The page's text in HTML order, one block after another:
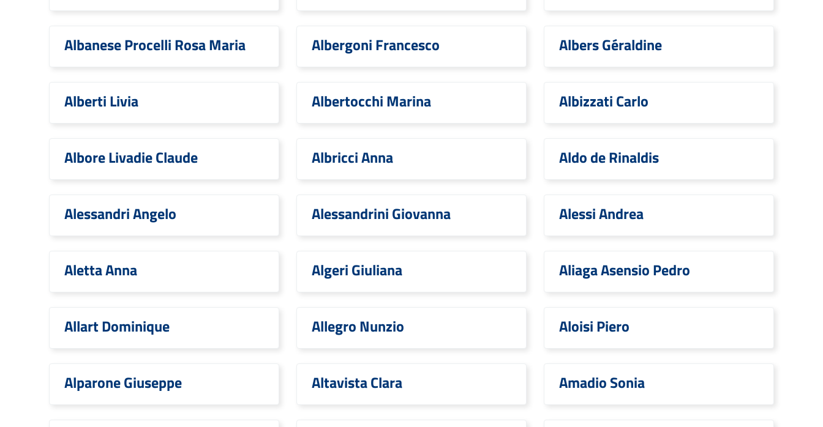
Albanese Procelli Rosa Maria Albergoni Francesco Albers Géraldine
Alberti Livia Albertocchi Marina Albizzati Carlo
Albore Livadie Claude Albricci Anna Aldo de Rinaldis
Alessandri Angelo Alessandrini Giovanna Alessi Andrea
Aletta Anna Algeri Giuliana Aliaga Asensio Pedro
Allart Dominique Allegro Nunzio Aloisi Piero
Alparone Giuseppe Altavista Clara Amadio Sonia